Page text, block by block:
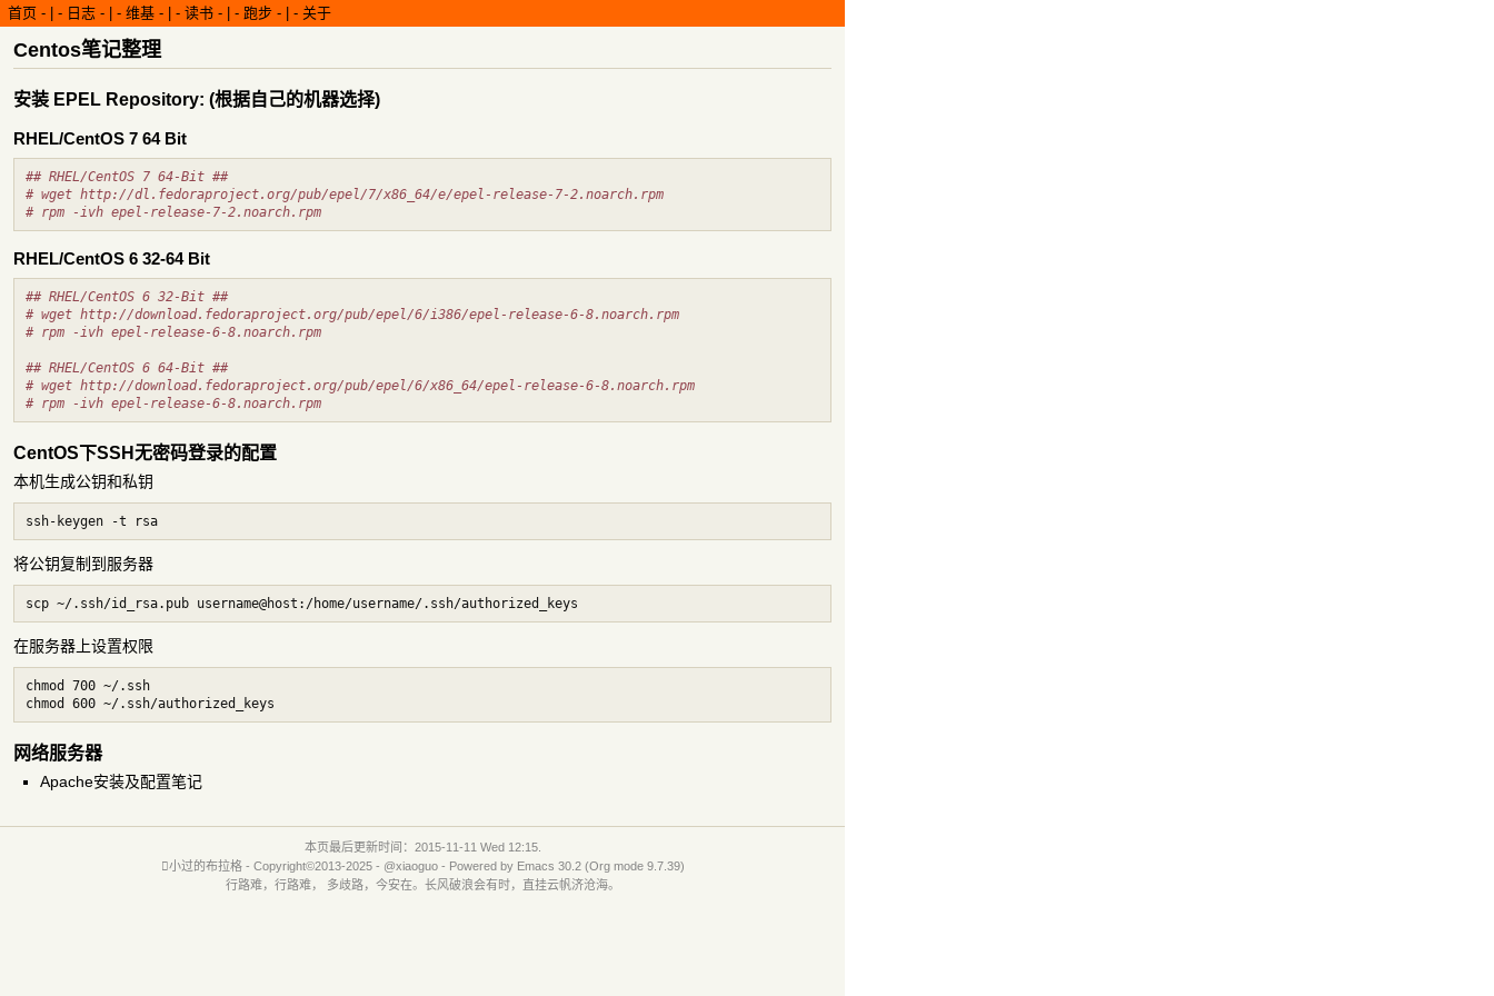
首页 - 日志 - 维基 - 读书 - 跑步 - 关于
Centos笔记整理
安装 EPEL Repository: (根据自己的机器选择)
RHEL/CentOS 7 64 Bit
## RHEL/CentOS 7 64-Bit ##
# wget http://dl.fedoraproject.org/pub/epel/7/x86_64/e/epel-release-7-2.noarch.rpm
# rpm -ivh epel-release-7-2.noarch.rpm
RHEL/CentOS 6 32-64 Bit
## RHEL/CentOS 6 32-Bit ##
# wget http://download.fedoraproject.org/pub/epel/6/i386/epel-release-6-8.noarch.rpm
# rpm -ivh epel-release-6-8.noarch.rpm
## RHEL/CentOS 6 64-Bit ##
# wget http://download.fedoraproject.org/pub/epel/6/x86_64/epel-release-6-8.noarch.rpm
# rpm -ivh epel-release-6-8.noarch.rpm
CentOS下SSH无密码登录的配置
本机生成公钥和私钥
将公钥复制到服务器
在服务器上设置权限
chmod 700 ~/.ssh
网络服务器
Apache安装及配置笔记
本页最后更新时间：2015-11-11 Wed 12:15.
小过的布拉格- Copyright©2013-2025 - @xiaoguo- Powered by Emacs 30.2 (Orgmode 9.7.39)
行路难，行路难， 多歧路，今安在。长风破浪会有时，直挂云帆济沧海。